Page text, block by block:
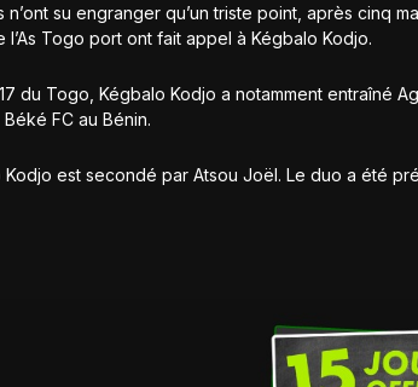
su engranger qu’un triste point, après cinq
Togo port ont fait appel à Kégbalo Kodjo.
du Togo, Kégbalo Kodjo a notamment entraîné
FC au Bénin.
Kodjo est secondé par Atsou Joël. Le duo a été